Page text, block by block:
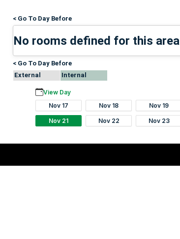
< Go To Day Before
No rooms defined for this area
< Go To Day Before
External
Internal
View Day
Nov 17
Nov 18 Nov 19
Nov 21 Nov 22 Nov 23